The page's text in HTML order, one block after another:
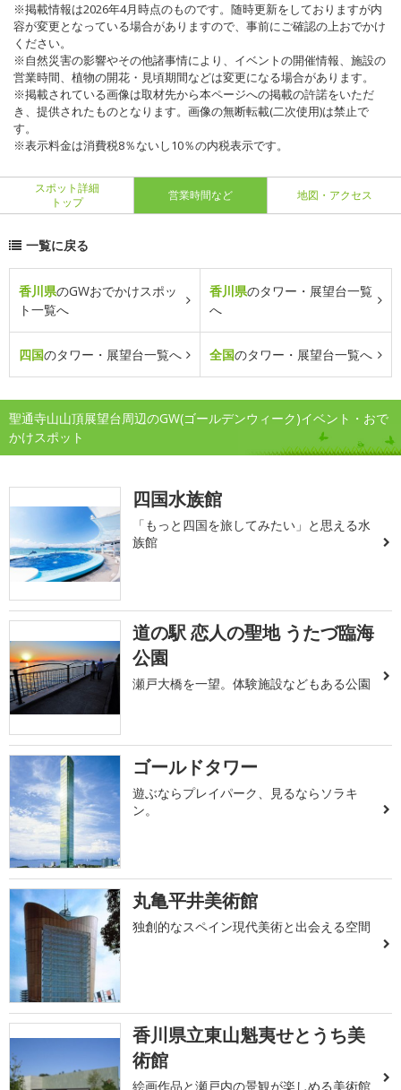
※掲載情報は2026年4月時点のものです。随時更新をしておりますが内
容が変更となっている場合がありますので、事前にご確認の上おでかけ
ください。
※自然災害の影響やその他諸事情により、イベントの開催情報、施設の
営業時間、植物の開花・見頃期間などは変更になる場合があります。
※掲載されている画像は取材先から本ページへの掲載の許諾をいただ
き、提供されたものとなります。画像の無断転載(二次使用)は禁止で
す。
※表示料金は消費税8％ないし10％の内税表示です。
スポット詳細
トップ
営業時間など 地図・アクセス
一覧に戻る
香川県のGWおでかけスポッ
ト一覧へ
香川県のタワー・展望台一覧
へ
四国のタワー・展望台一覧へ 全国のタワー・展望台一覧へ
聖通寺山山頂展望台周辺のGW(ゴールデンウィーク)イベント・おで
かけスポット
四国水族館
「もっと四国を旅してみたい」と思える水
族館
道の駅 恋人の聖地 うたづ臨海
公園
瀬戸大橋を一望。体験施設などもある公園
ゴールドタワー
遊ぶならプレイパーク、見るならソラキ
ン。
丸亀平井美術館
独創的なスペイン現代美術と出会える空間
香川県立東山魁夷せとうち美
術館
絵画作品と瀬戸内の景観が楽しめる美術館